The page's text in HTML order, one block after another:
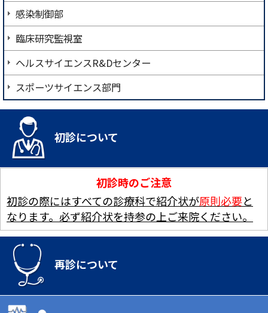
感染制御部
臨床研究監視室
ヘルスサイエンスR&Dセンター
スポーツサイエンス部門
初診について
初診時のご注意
初診の際にはすべての診療科で紹介状が原則必要と
なります。必ず紹介状を持参の上ご来院ください。
再診について